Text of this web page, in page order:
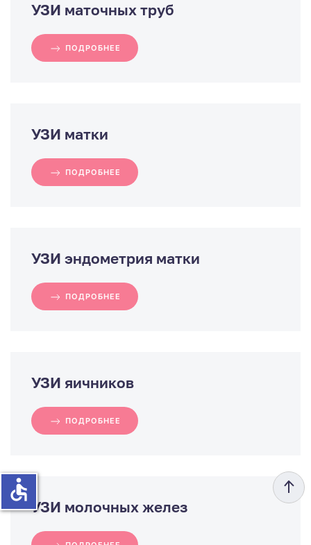
УЗИ маточных труб
ПОДРОБНЕЕ
УЗИ матки
ПОДРОБНЕЕ
УЗИ эндометрия матки
ПОДРОБНЕЕ
УЗИ яичников
ПОДРОБНЕЕ
УЗИ молочных желез
accessible